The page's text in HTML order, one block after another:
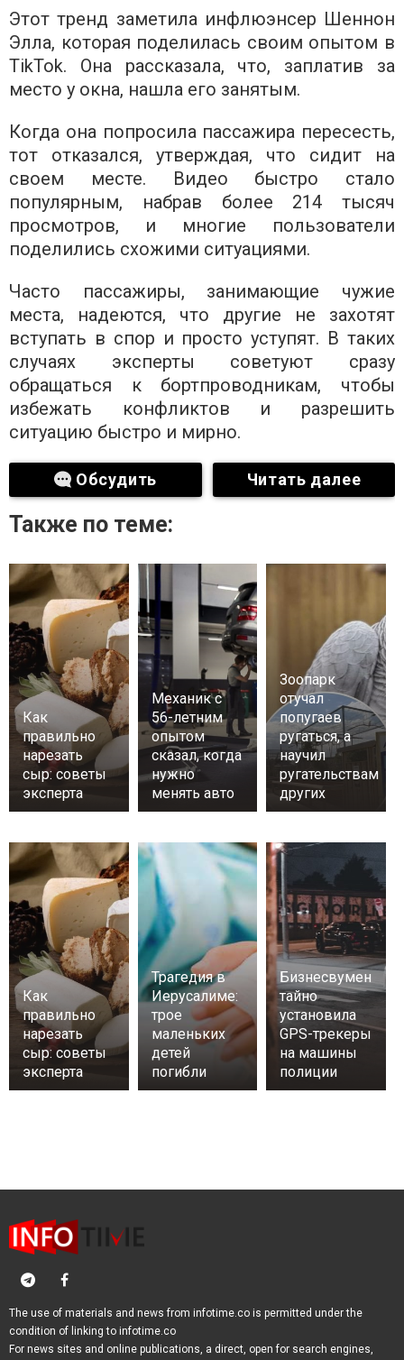
Этот тренд заметила инфлюэнсер Шеннон
Элла, которая поделилась своим опытом в
TikTok. Она рассказала, что, заплатив за
место у окна, нашла его занятым.
Когда она попросила пассажира пересесть,
тот отказался, утверждая, что сидит на
своем месте. Видео быстро стало
популярным, набрав более 214 тысяч
просмотров, и многие пользователи
поделились схожими ситуациями.
Часто пассажиры, занимающие чужие
места, надеются, что другие не захотят
вступать в спор и просто уступят. В таких
случаях эксперты советуют сразу
обращаться к бортпроводникам, чтобы
избежать конфликтов и разрешить
ситуацию быстро и мирно.
Обсудить Читать далее
Также по теме:
Как
правильно
нарезать
сыр: советы
эксперта
Механик с
56-летним
опытом
сказал, когда
нужно
менять авто
Зоопарк
отучал
попугаев
ругаться, а
научил
ругательствам
других
Как
правильно
нарезать
сыр: советы
эксперта
Трагедия в
Иерусалиме:
трое
маленьких
детей
погибли
Бизнесвумен
тайно
установила
GPS-трекеры
на машины
полиции
The use of materials and news from infotime.co is permitted under the
condition of linking to infotime.co
For news sites and online publications, a direct, open for search engines,